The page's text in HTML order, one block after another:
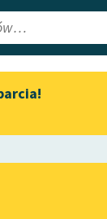
Alicja Horn”